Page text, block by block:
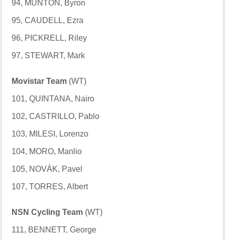
94, MUNTON, Byron
95, CAUDELL, Ezra
96, PICKRELL, Riley
97, STEWART, Mark
Movistar Team (WT)
101, QUINTANA, Nairo
102, CASTRILLO, Pablo
103, MILESI, Lorenzo
104, MORO, Manlio
105, NOVÁK, Pavel
107, TORRES, Albert
NSN Cycling Team (WT)
111, BENNETT, George